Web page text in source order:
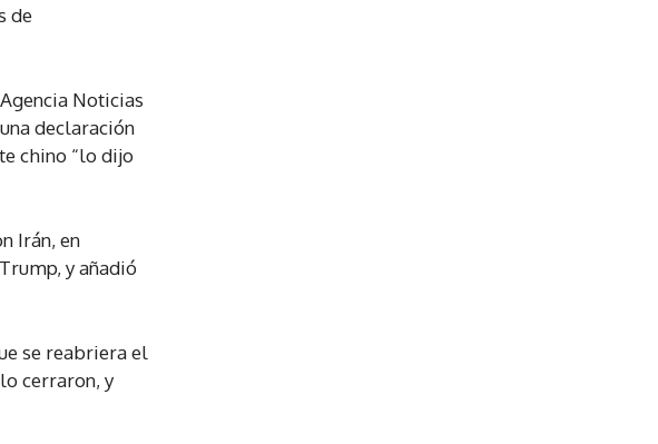
de
Noticias
declaración
chino “lo dijo
Irán, en
y añadió
se reabriera el
cerraron, y